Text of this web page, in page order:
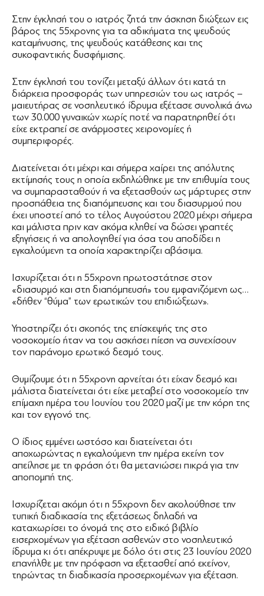
Στην έγκλησή του ο ιατρός ζητά την άσκηση διώξεων εις
βάρος της 55χρονης για τα αδικήματα της ψευδούς
καταμήνυσης, της ψευδούς κατάθεσης και της
συκοφαντικής δυσφήμισης.
Στην έγκλησή του τονίζει μεταξύ άλλων ότι κατά τη
διάρκεια προσφοράς των υπηρεσιών του ως ιατρός –
μαιευτήρας σε νοσηλευτικό ίδρυμα εξέτασε συνολικά άνω
των 30.000 γυναικών χωρίς ποτέ να παρατηρηθεί ότι
είχε εκτραπεί σε ανάρμοστες χειρονομίες ή
συμπεριφορές.
Διατείνεται ότι μέχρι και σήμερα χαίρει της απόλυτης
εκτίμησής τους η οποία εκδηλώθηκε με την επιθυμία τους
να συμπαρασταθούν ή να εξετασθούν ως μάρτυρες στην
προσπάθεια της διαπόμπευσης και του διασυρμού που
έχει υποστεί από το τέλος Αυγούστου 2020 μέχρι σήμερα
και μάλιστα πριν καν ακόμα κληθεί να δώσει γραπτές
εξηγήσεις ή να απολογηθεί για όσα του αποδίδει η
εγκαλούμενη τα οποία χαρακτηρίζει αβάσιμα.
Ισχυρίζεται ότι η 55χρονη πρωτοστάτησε στον
«διασυρμό και στη διαπόμπευσή» του εμφανιζόμενη ως…
«δήθεν “θύμα” των ερωτικών του επιδιώξεων».
Υποστηρίζει ότι σκοπός της επίσκεψής της στο
νοσοκομείο ήταν να του ασκήσει πίεση να συνεχίσουν
τον παράνομο ερωτικό δεσμό τους.
Θυμίζουμε ότι η 55χρονη αρνείται ότι είχαν δεσμό και
μάλιστα διατείνεται ότι είχε μεταβεί στο νοσοκομείο την
επίμαχη ημέρα του Ιουνίου του 2020 μαζί με την κόρη της
και τον εγγονό της.
Ο ίδιος εμμένει ωστόσο και διατείνεται ότι
αποχωρώντας η εγκαλούμενη την ημέρα εκείνη τον
απείλησε με τη φράση ότι θα μετανιώσει πικρά για την
αποπομπή της.
Ισχυρίζεται ακόμη ότι η 55χρονη δεν ακολούθησε την
τυπική διαδικασία της εξετάσεως δηλαδή να
καταχωρίσει το όνομά της στο ειδικό βιβλίο
εισερχομένων για εξέταση ασθενών στο νοσηλευτικό
ίδρυμα κι ότι απέκρυψε με δόλο ότι στις 23 Ιουνίου 2020
επανήλθε με την πρόφαση να εξετασθεί από εκείνον,
τηρώντας τη διαδικασία προσερχομένων για εξέταση.